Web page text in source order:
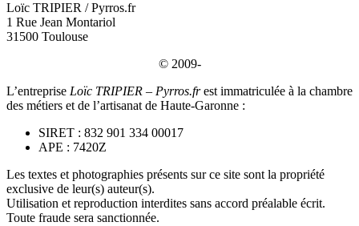
Loïc TRIPIER / Pyrros.fr
1 Rue Jean Montariol
31500 Toulouse
© 2009-
L’entreprise Loïc TRIPIER – Pyrros.frest immatriculée à la chambre
des métiers et de l’artisanat de Haute-Garonne :
SIRET : 832 901 334 00017
APE : 7420Z
Les textes et photographies présents sur ce site sont la propriété
exclusive de leur(s) auteur(s).
Utilisation et reproduction interdites sans accord préalable écrit.
Toute fraude sera sanctionnée.